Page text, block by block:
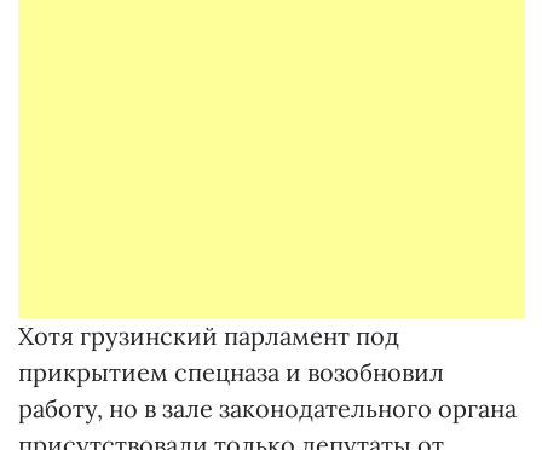
Хотя грузинский парламент под
прикрытием спецназа и возобновил
работу, но в зале законодательного органа